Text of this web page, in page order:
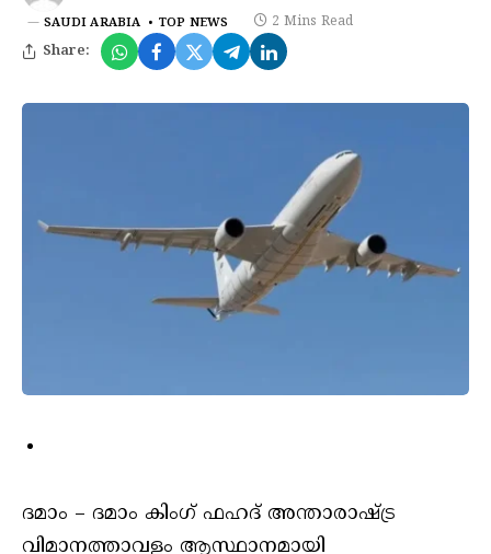
SAUDI ARABIA TOP NEWS 2 Mins Read
Share:
ദമാം – ദമാം കിംഗ് ഫഹദ് അന്താരാഷ്ട്ര
വിമാനത്താവളം ആസ്ഥാനമായി